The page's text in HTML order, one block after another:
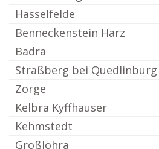
Hasselfelde
Benneckenstein Harz
Badra
Straßberg bei Quedlinburg
Zorge
Kelbra Kyffhäuser
Kehmstedt
Großlohra